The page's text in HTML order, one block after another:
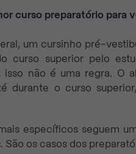
curso preparatório para
um cursinho pré-
curso superior pelo
isso não é uma regra. O
durante o curso
específicos seguem
São os casos dos